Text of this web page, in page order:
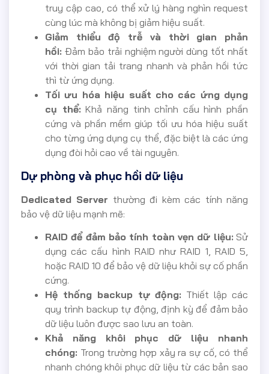
truy cập cao, có thể xử lý hàng nghìn request
cùng lúc mà không bị giảm hiệu suất.
Giảm thiểu độ trễ và thời gian phản
hồi: Đảm bảo trải nghiệm người dùng tốt nhất
với thời gian tải trang nhanh và phản hồi tức
thì từ ứng dụng.
Tối ưu hóa hiệu suất cho các ứng dụng
cụ thể: Khả năng tinh chỉnh cấu hình phần
cứng và phần mềm giúp tối ưu hóa hiệu suất
cho từng ứng dụng cụ thể, đặc biệt là các ứng
dụng đòi hỏi cao về tài nguyên.
Dự phòng và phục hồi dữ liệu
Dedicated Server thường đi kèm các tính năng
bảo vệ dữ liệu mạnh mẽ:
RAID để đảm bảo tính toàn vẹn dữ liệu: Sử
dụng các cấu hình RAID như RAID 1, RAID 5,
hoặc RAID 10 để bảo vệ dữ liệu khỏi sự cố phần
cứng.
Hệ thống backup tự động: Thiết lập các
quy trình backup tự động, định kỳ để đảm bảo
dữ liệu luôn được sao lưu an toàn.
Khả năng khôi phục dữ liệu nhanh
chóng: Trong trường hợp xảy ra sự cố, có thể
nhanh chóng khôi phục dữ liệu từ các bản sao